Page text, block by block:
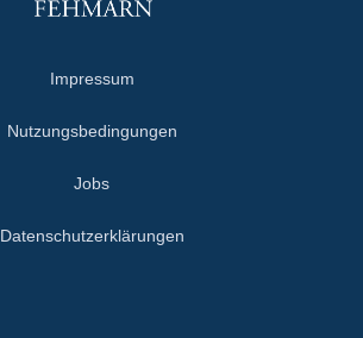
Impressum
Nutzungsbedingungen
Jobs
Datenschutzerklärungen